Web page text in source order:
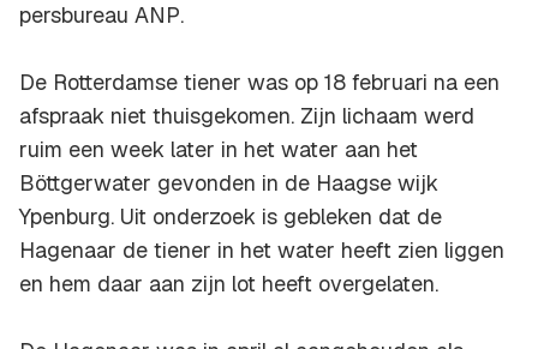
persbureau ANP.
De Rotterdamse tiener was op 18 februari na een
afspraak niet thuisgekomen. Zijn lichaam werd
ruim een week later in het water aan het
Böttgerwater gevonden in de Haagse wijk
Ypenburg. Uit onderzoek is gebleken dat de
Hagenaar de tiener in het water heeft zien liggen
en hem daar aan zijn lot heeft overgelaten.